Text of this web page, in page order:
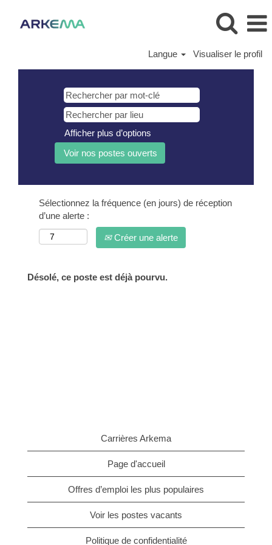
Langue Visualiser le profil
Afficher plus d’options
Sélectionnez la fréquence (en jours) de réception
d’une alerte :
Créer une alerte
Désolé, ce poste est déjà pourvu.
Carrières Arkema
Page d'accueil
Offres d’emploi les plus populaires
Voir les postes vacants
Politique de confidentialité